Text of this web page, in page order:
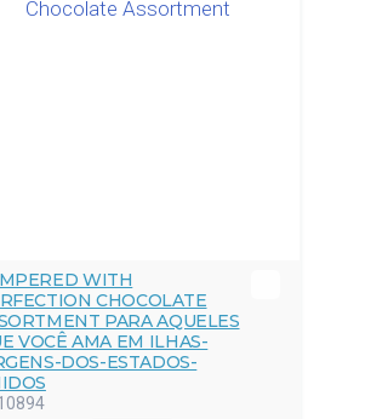
WITH
CHOCOLATE
PARA AQUELES
VOCÊ AMA EM ILHAS-
DOS-ESTADOS-